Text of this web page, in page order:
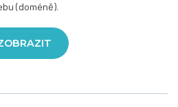
(doméně).